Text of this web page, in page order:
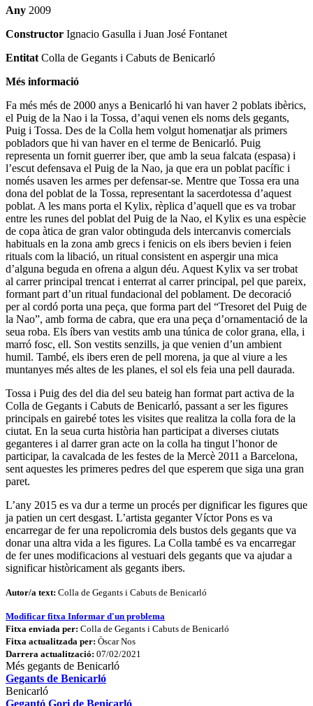
Any 2009
Constructor Ignacio Gasulla i Juan José Fontanet
Entitat Colla de Gegants i Cabuts de Benicarló
Més informació
Fa més més de 2000 anys a Benicarló hi van haver 2 poblats ibèrics,
el Puig de la Nao i la Tossa, d’aqui venen els noms dels gegants,
Puig i Tossa. Des de la Colla hem volgut homenatjar als primers
pobladors que hi van haver en el terme de Benicarló. Puig
representa un fornit guerrer iber, que amb la seua falcata (espasa) i
l’escut defensava el Puig de la Nao, ja que era un poblat pacífic i
només usaven les armes per defensar-se. Mentre que Tossa era una
dona del poblat de la Tossa, representant la sacerdotessa d’aquest
poblat. A les mans porta el Kylix, rèplica d’aquell que es va trobar
entre les runes del poblat del Puig de la Nao, el Kylix es una espècie
de copa àtica de gran valor obtinguda dels intercanvis comercials
habituals en la zona amb grecs i fenicis on els ibers bevien i feien
rituals com la libació, un ritual consistent en aspergir una mica
d’alguna beguda en ofrena a algun déu. Aquest Kylix va ser trobat
al carrer principal trencat i enterrat al carrer principal, pel que pareix,
formant part d’un ritual fundacional del poblament. De decoració
per al cordó porta una peça, que forma part del “Tresoret del Puig de
la Nao”, amb forma de cabra, que era una peça d’ornamentació de la
seua roba. Els íbers van vestits amb una túnica de color grana, ella, i
marró fosc, ell. Son vestits senzills, ja que venien d’un ambient
humil. També, els ibers eren de pell morena, ja que al viure a les
muntanyes més altes de les planes, el sol els feia una pell daurada.
Tossa i Puig des del dia del seu bateig han format part activa de la
Colla de Gegants i Cabuts de Benicarló, passant a ser les figures
principals en gairebé totes les visites que realitza la colla fora de la
ciutat. En la seua curta història han participat a diverses ciutats
geganteres i al darrer gran acte on la colla ha tingut l’honor de
participar, la cavalcada de les festes de la Mercè 2011 a Barcelona,
sent aquestes les primeres pedres del que esperem que siga una gran
paret.
L’any 2015 es va dur a terme un procés per dignificar les figures que
ja patien un cert desgast. L’artista geganter Víctor Pons es va
encarregar de fer una repolicromia dels bustos dels gegants que va
donar una altra vida a les figures. La Colla també es va encarregar
de fer unes modificacions al vestuari dels gegants que va ajudar a
significar històricament als gegants ibers.
Autor/a text: Colla de Gegants i Cabuts de Benicarló
Modificar fitxa Informar d'un problema
Fitxa enviada per: Colla de Gegants i Cabuts de Benicarló
Fitxa actualitzada per: Òscar Nos
Darrera actualització: 07/02/2021
Més gegants de Benicarló
Gegants de Benicarló
Benicarló
Gegantó Gori de Benicarló